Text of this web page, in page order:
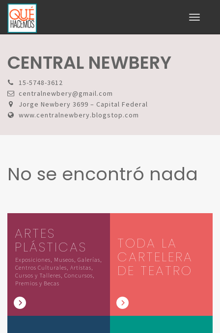
Toggle
CENTRAL NEWBERY
15-5748-3612
centralnewbery@gmail.com
Jorge Newbery 3699 – Capital Federal
www.centralnewbery.blogstop.com
No se encontró nada
ARTES
PLÁSTICAS
Exposiciones, Museos, Galerías,
Centros Culturales, Artistas,
Cursos y Talleres, Concursos,
Premios y Becas
TODA LA
CARTELERA
DE TEATRO